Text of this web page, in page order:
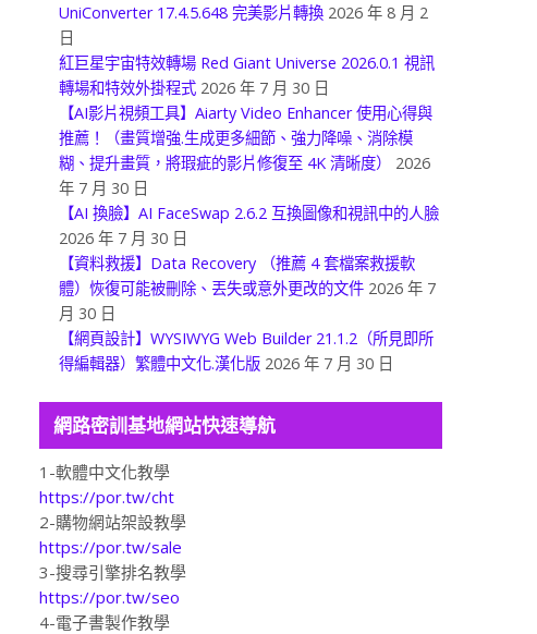
UniConverter 17.4.5.648 完美影片轉換 2026 年 8 月 2
日
紅巨星宇宙特效轉場 Red Giant Universe 2026.0.1 視訊
轉場和特效外掛程式 2026 年 7 月 30 日
【AI影片視頻工具】Aiarty Video Enhancer 使用心得與
推薦！（畫質增強.生成更多細節、強力降噪、消除模
糊、提升畫質，將瑕疵的影片修復至 4K 清晰度）
2026
年 7 月 30 日
【AI 換臉】AI FaceSwap 2.6.2 互換圖像和視訊中的人臉
2026 年 7 月 30 日
【資料救援】Data Recovery （推薦 4 套檔案救援軟
體）恢復可能被刪除、丟失或意外更改的文件 2026 年 7
月 30 日
【網頁設計】WYSIWYG Web Builder 21.1.2（所見即所
得編輯器）繁體中文化.漢化版 2026 年 7 月 30 日
網路密訓基地網站快速導航
1-軟體中文化教學
https://por.tw/cht
2-購物網站架設教學
https://por.tw/sale
3-搜尋引擎排名教學
https://por.tw/seo
4-電子書製作教學